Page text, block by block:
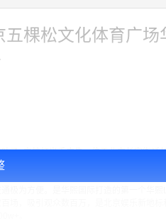
五棵松文化体育广场
子+立柱灯光秀广告，位于北京长安街延
文化体育中心。处于海淀、丰台、石景山
心，与北京市“两轴、两带、多中心”的发展